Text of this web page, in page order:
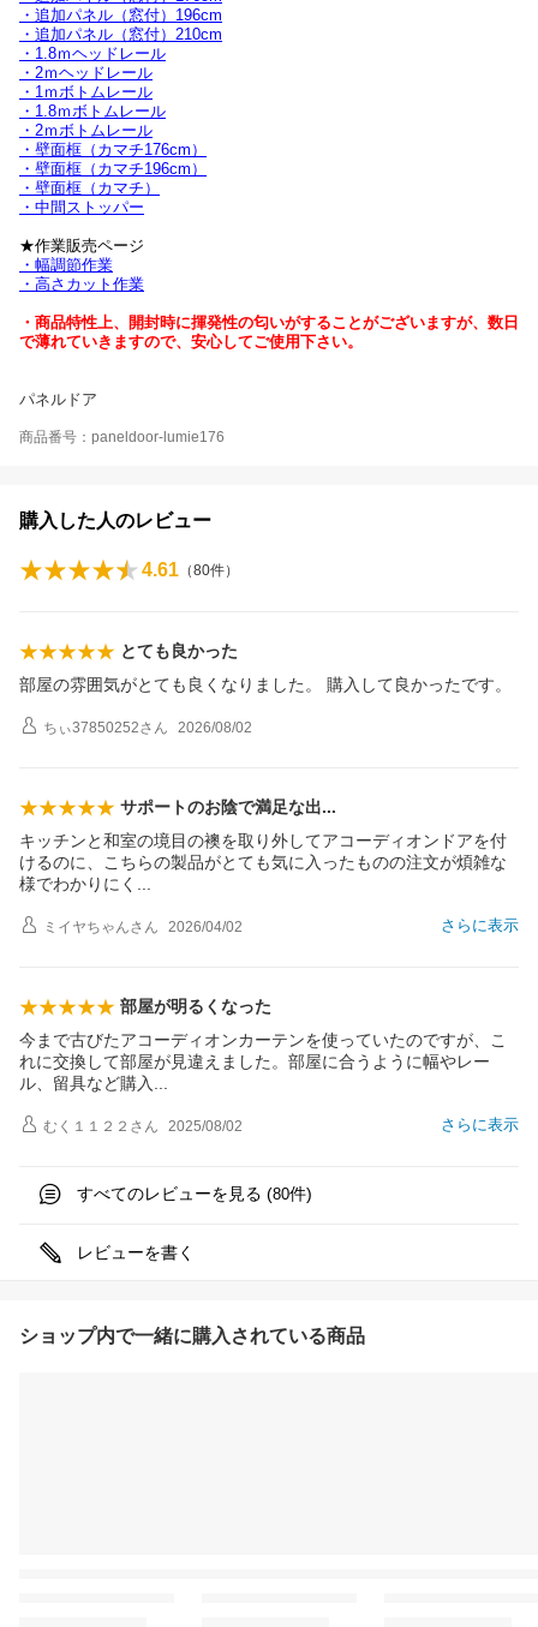
・追加パネル（窓付）196cm
・追加パネル（窓付）210cm
・1.8ｍヘッドレール
・2ｍヘッドレール
・1ｍボトムレール
・1.8ｍボトムレール
・2ｍボトムレール
・壁面框（カマチ176cm）
・壁面框（カマチ196cm）
・壁面框（カマチ）
・中間ストッパー
★作業販売ページ
・幅調節作業
・高さカット作業
・商品特性上、開封時に揮発性の匂いがすることがございますが、数日
で薄れていきますので、安心してご使用下さい。
パネルドア
商品番号：paneldoor-lumie176
購入した人のレビュー
4.61 （80件）
とても良かった
部屋の雰囲気がとても良くなりました。 購入して良かったです。
ちぃ37850252さん 2026/08/02
サポートのお陰で満足な出
キッチンと和室の境目の襖を取り外してアコーディオンドアを付
けるのに、こちらの製品がとても気に入ったものの注文が煩雑な
様でわかりに く
さらに表示
ミイヤちゃんさん 2026/04/02
部屋が明るくなった
今まで古びたアコーディオンカーテンを使っていたのですが、こ
れに交換して部屋が見違えました。部屋に合うように幅やレー
ル、留具など購入
さらに表示
むく１１２２ さん 2025/08/02
すべてのレビューを見る (80件)
レビューを書く
ショップ内で一緒に購入されている商品